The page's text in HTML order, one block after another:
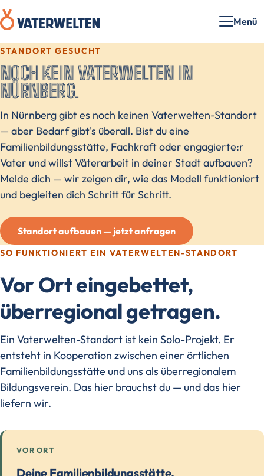
Menü
STANDORT GESUCHT
NOCH KEIN VATERWELTEN IN
NÜRNBERG.
In Nürnberg gibt es noch keinen Vaterwelten-Standort
— aber Bedarf gibt's überall. Bist du eine
Familienbildungsstätte, Fachkraft oder engagierte:r
Vater und willst Väterarbeit in deiner Stadt aufbauen?
Melde dich — wir zeigen dir, wie das Modell funktioniert
und begleiten dich Schritt für Schritt.
Standort aufbauen — jetzt anfragen
SO FUNKTIONIERT EIN VATERWELTEN-STANDORT
Vor Ort eingebettet,
überregional getragen.
Ein Vaterwelten-Standort ist kein Solo-Projekt. Er
entsteht in Kooperation zwischen einer örtlichen
Familienbildungsstätte und uns als überregionalem
Bildungsverein. Das hier brauchst du — und das hier
liefern wir.
VOR ORT
Deine Familienbildungsstätte.